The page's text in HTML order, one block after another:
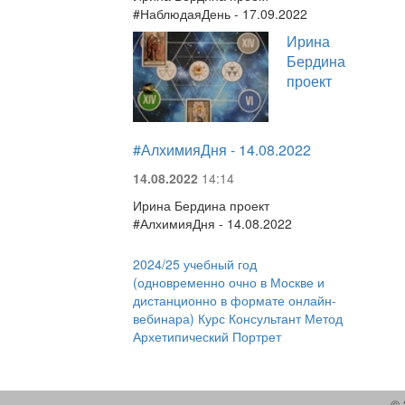
#НаблюдаяДень - 17.09.2022
Ирина
Бердина
проект
#АлхимияДня - 14.08.2022
14.08.2022 14:14
Ирина Бердина проект
#АлхимияДня - 14.08.2022
2024/25 учебный год
(одновременно очно в Москве и
дистанционно в формате онлайн-
вебинара) Курс Консультант Метод
Архетипический Портрет